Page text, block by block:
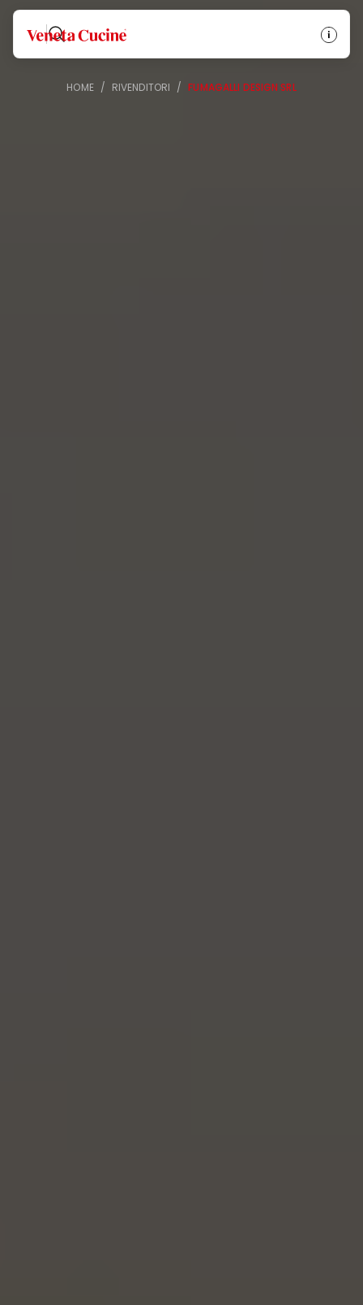
Veneta Cucine
HOME / RIVENDITORI / FUMAGALLI DESIGN SRL